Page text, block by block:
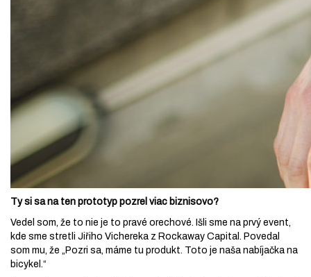
Ty si sa na ten prototyp pozrel viac biznisovo?
Vedel som, že to nie je to pravé orechové. Išli sme na prvý event,
kde sme stretli Jiřiho Vichereka z Rockaway Capital. Povedal
som mu, že „Pozri sa, máme tu produkt. Toto je naša nabíjačka na
bicykel.“